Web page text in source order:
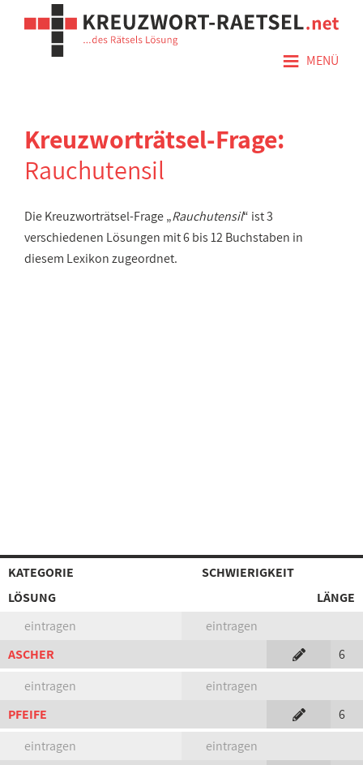
≡ MENÜ
Kreuzworträtsel-Frage:
Rauchutensil
Die Kreuzworträtsel-Frage „Rauchutensil“ ist 3
verschiedenen Lösungen mit 6 bis 12 Buchstaben in
diesem Lexikon zugeordnet.
KATEGORIE
SCHWIERIGKEIT
LÖSUNG
LÄNGE
eintragen
eintragen
ASCHER
6
eintragen
eintragen
PFEIFE
6
eintragen
eintragen